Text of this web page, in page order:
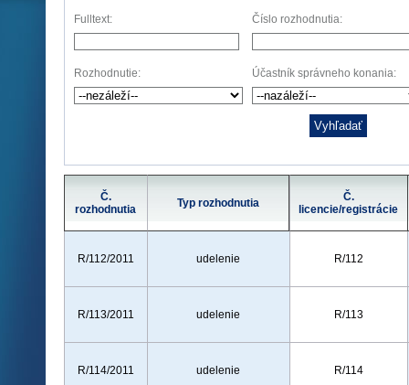
Fulltext: Číslo rozhodnutia:
Rozhodnutie: Účastník správneho konania:
Č.
rozhodnutia
Typ rozhodnutia
Č.
licencie/registrácie
R/112/2011 udelenie R/112
R/113/2011 udelenie R/113
R/114/2011 udelenie R/114